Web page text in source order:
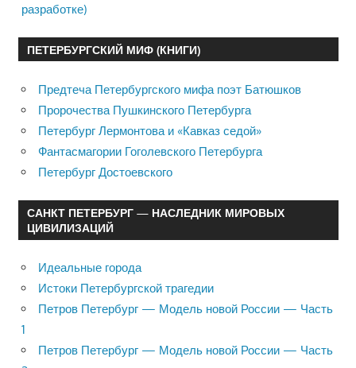
разработке)
ПЕТЕРБУРГСКИЙ МИФ (КНИГИ)
Предтеча Петербургского мифа поэт Батюшков
Пророчества Пушкинского Петербурга
Петербург Лермонтова и «Кавказ седой»
Фантасмагории Гоголевского Петербурга
Петербург Достоевского
САНКТ ПЕТЕРБУРГ — НАСЛЕДНИК МИРОВЫХ
ЦИВИЛИЗАЦИЙ
Идеальные города
Истоки Петербургской трагедии
Петров Петербург — Модель новой России — Часть
1
Петров Петербург — Модель новой России — Часть